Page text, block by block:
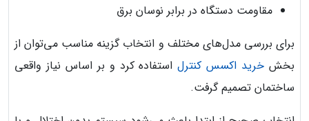
مقاومت دستگاه در برابر نوسان برق
برای بررسی مدل‌های مختلف و انتخاب گزینه مناسب می‌توان از
بخش خرید اکسس کنترلاستفاده کرد و بر اساس نیاز واقعی
ساختمان تصمیم گرفت.